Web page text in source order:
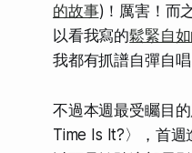
的故事)！厲害！而
以看我寫的鬆緊自
我都有抓譜自彈自
不過本週最受矚目
Time Is It?〉，首週